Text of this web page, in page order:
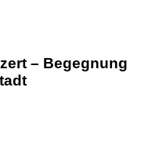
– Begegnung